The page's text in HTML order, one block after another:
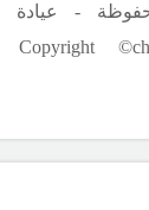
-
Copyright